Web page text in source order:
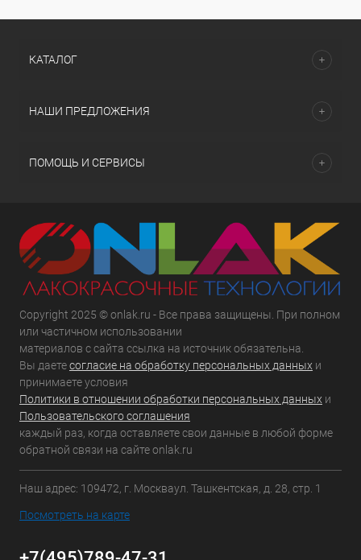
КАТАЛОГ
НАШИ ПРЕДЛОЖЕНИЯ
ПОМОЩЬ И СЕРВИСЫ
Copyright 2025 © onlak.ru - Все права защищены. При полном
или частичном использовании
материалов с сайта ссылка на источник обязательна.
Вы даетесогласие на обработку персональных данных и
принимаете условия
Политики в отношении обработки персональных данных и
Пользовательского соглашения
каждый раз, когда оставляете свои данные в любой форме
обратной связи на сайте onlak.ru
Наш адрес: 109472, г. Москваул. Ташкентская, д. 28, стр. 1
Посмотреть на карте